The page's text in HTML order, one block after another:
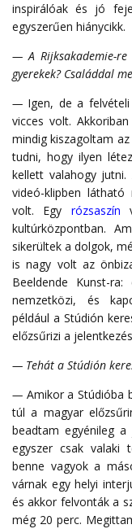
inspirálóak és jó
egyszerűen hiánycikk.
— A Rijksakademie-
gyerekek? Családdal
— Igen, de a
vicces volt.
mindig kiszagoltam
tudni, hogy ilyen
kellett valahogy
videó-klipben
volt. Egy rózsaszín
kultúrközpontban.
sikerültek a dolgok,
is nagy volt az
Beeldende Kunst-
nemzetközi, és
például a Stúdión
előzsűrizi a
— Tehát a Stúdión
— Amikor a Stúdióba
túl a magyar
beadtam egyénileg
egyszer csak valaki
benne vagyok a
várnak egy helyi
és akkor felvonták a
még 20 perc.